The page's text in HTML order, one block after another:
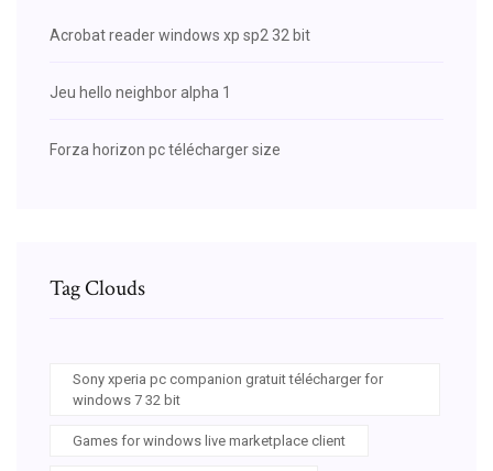
Acrobat reader windows xp sp2 32 bit
Jeu hello neighbor alpha 1
Forza horizon pc télécharger size
Tag Clouds
Sony xperia pc companion gratuit télécharger for
windows 7 32 bit
Games for windows live marketplace client